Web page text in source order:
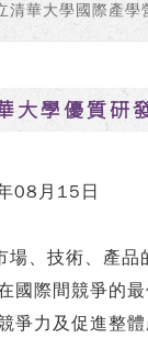
清華大學國際產學
大學優質
08月15日
場、技術、產品
國際間競爭的
爭力及促進整